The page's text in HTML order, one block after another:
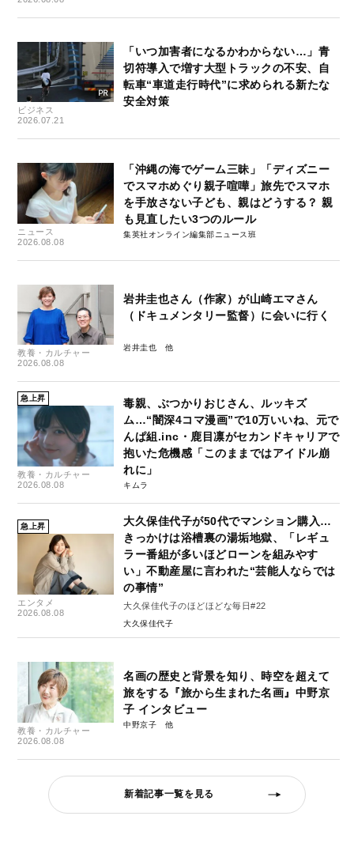
ビジネス
2026.07.21
「いつ加害者になるかわからない…」青
切符導入で増す大型トラックの不安、自
転車“車道走行時代”に求められる新たな
安全対策
ニュース
2026.08.08
「沖縄の海でゲーム三昧」「ディズニー
でスマホめぐり親子喧嘩」旅先でスマホ
を手放さない子ども、親はどうする？ 親
も見直したい3つのルール
集英社オンライン編集部ニュース班
教養・カルチャー
2026.08.08
岩井圭也さん（作家）が山崎エマさん
（ドキュメンタリー監督）に会いに行く
岩井圭也
急上昇
教養・カルチャー
2026.08.08
毒親、ぶつかりおじさん、ルッキズ
ム…“闇深4コマ漫画”で10万いいね、元で
んぱ組.inc・鹿目凛がセカンドキャリアで
抱いた危機感「このままではアイドル崩
れに」
キムラ
急上昇
エンタメ
2026.08.08
大久保佳代子が50代でマンション購入…
きっかけは浴槽裏の湯垢地獄、「レギュ
ラー番組が多いほどローンを組みやす
い」不動産屋に言われた“芸能人ならでは
の事情”
大久保佳代子のほどほどな毎日#22
大久保佳代子
教養・カルチャー
2026.08.08
名画の歴史と背景を知り、時空を超えて
旅をする『旅から生まれた名画』中野京
子 インタビュー
中野京子
新着記事一覧を見る